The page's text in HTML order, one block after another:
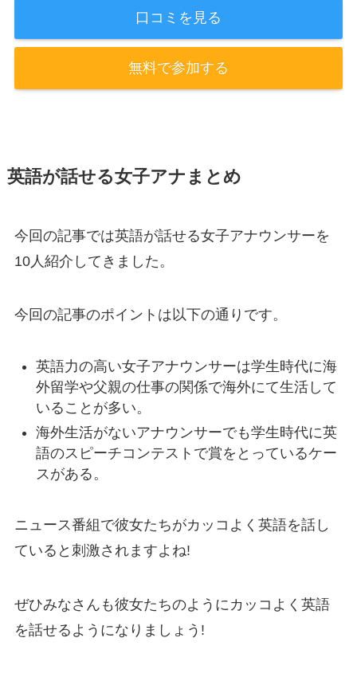
口コミを見る
無料で参加する
英語が話せる女子アナまとめ
今回の記事では英語が話せる女子アナウンサーを
10人紹介してきました。
今回の記事のポイントは以下の通りです。
英語力の高い女子アナウンサーは学生時代に海
外留学や父親の仕事の関係で海外にて生活して
いることが多い。
海外生活がないアナウンサーでも学生時代に英
語のスピーチコンテストで賞をとっているケー
スがある。
ニュース番組で彼女たちがカッコよく英語を話し
ていると刺激されますよね!
ぜひみなさんも彼女たちのようにカッコよく英語
を話せるようになりましょう!